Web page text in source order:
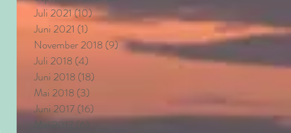
Juli 2021(10)10 Beiträge
Juni 2021 (1) 1 Beitrag
November 2018 (9) 9 Beiträge
Juli 2018(4)
Juni 2018 (18)
Mai 2018 (3)
Juni 2017 (16)
Mai 2017(6)6 Beiträge